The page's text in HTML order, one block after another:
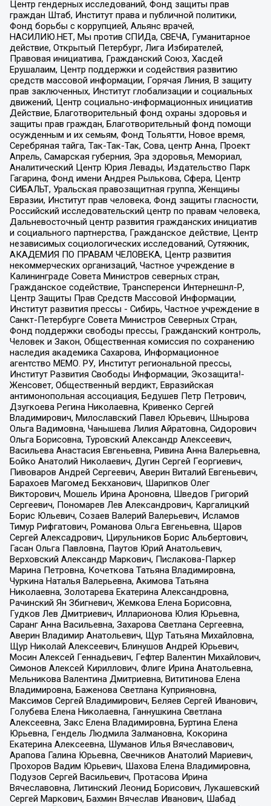
Центр гендерных исследований, Фонд защиты прав
граждан Штаб, Институт права и публичной политики,
Фонд борьбы с коррупцией, Альянс врачей,
НАСИЛИЮ.НЕТ, Мы против СПИДа, СВЕЧА, Гуманитарное
действие, Открытый Петербург, Лига Избирателей,
Правовая инициатива, Гражданский Союз, Хасдей
Ерушалаим, Центр поддержки и содействия развитию
средств массовой информации, Горячая Линия, В защиту
прав заключенных, Институт глобализации и социальных
движений, Центр социально-информационных инициатив
Действие, Благотворительный фонд охраны здоровья и
защиты прав граждан, Благотворительный фонд помощи
осужденным и их семьям, Фонд Тольятти, Новое время,
Серебряная тайга, Так-Так-Так, Сова, центр Анна, Проект
Апрель, Самарская губерния, Эра здоровья, Мемориал,
Аналитический Центр Юрия Левады, Издательство Парк
Гагарина, Фонд имени Андрея Рылькова, Сфера, Центр
СИБАЛЬТ, Уральская правозащитная группа, Женщины
Евразии, Институт прав человека, Фонд защиты гласности,
Российский исследовательский центр по правам человека,
Дальневосточный центр развития гражданских инициатив
и социального партнерства, Гражданское действие, Центр
независимых социологических исследований, Сутяжник,
АКАДЕМИЯ ПО ПРАВАМ ЧЕЛОВЕКА, Центр развития
некоммерческих организаций, Частное учреждение в
Калининграде Совета Министров северных стран,
Гражданское содействие, Трансперенси Интернешнл-Р,
Центр Защиты Прав Средств Массовой Информации,
Институт развития прессы - Сибирь, Частное учреждение в
Санкт-Петербурге Совета Министров Северных Стран,
Фонд поддержки свободы прессы, Гражданский контроль,
Человек и Закон, Общественная комиссия по сохранению
наследия академика Сахарова, Информационное
агентство МЕМО. РУ, Институт региональной прессы,
Институт Развития Свободы Информации, Экозащита!-
Женсовет, Общественный вердикт, Евразийская
антимонопольная ассоциация, Бедушев Петр Петрович,
Дзугкоева Регина Николаевна, Кривенко Сергей
Владимирович, Милославский Павел Юрьевич, Шнырова
Ольга Вадимовна, Чанышева Лилия Айратовна, Сидорович
Ольга Борисовна, Туровский Александр Алексеевич,
Васильева Анастасия Евгеньевна, Ривина Анна Валерьевна,
Бойко Анатолий Николаевич, Дугин Сергей Георгиевич,
Пивоваров Андрей Сергеевич, Аверин Виталий Евгеньевич,
Барахоев Магомед Бекханович, Шарипков Олег
Викторович, Мошель Ирина Ароновна, Шведов Григорий
Сергеевич, Пономарев Лев Александрович, Каргалицкий
Борис Юльевич, Созаев Валерий Валерьевич, Исламов
Тимур Рифгатович, Романова Ольга Евгеньевна, Щаров
Сергей Алексадрович, Цирульников Борис Альбертович,
Гасан Ольга Павловна, Паутов Юрий Анатольевич,
Верховский Александр Маркович, Пислакова-Паркер
Марина Петровна, Кочеткова Татьяна Владимировна,
Чуркина Наталья Валерьевна, Акимова Татьяна
Николаевна, Золотарева Екатерина Александровна,
Рачинский Ян Збигневич, Жемкова Елена Борисовна,
Гудков Лев Дмитриевич, Илларионова Юлия Юрьевна,
Саранг Анна Васильевна, Захарова Светлана Сергеевна,
Аверин Владимир Анатольевич, Щур Татьяна Михайловна,
Щур Николай Алексеевич, Блинушов Андрей Юрьевич,
Мосин Алексей Геннадьевич, Гефтер Валентин Михайлович,
Симонов Алексей Кириллович, Флиге Ирина Анатольевна,
Мельникова Валентина Дмитриевна, Вититинова Елена
Владимировна, Баженова Светлана Куприяновна,
Максимов Сергей Владимирович, Беляев Сергей Иванович,
Голубева Елена Николаевна, Ганнушкина Светлана
Алексеевна, Закс Елена Владимировна, Буртина Елена
Юрьевна, Гендель Людмила Залмановна, Кокорина
Екатерина Алексеевна, Шуманов Илья Вячеславович,
Арапова Галина Юрьевна, Свечников Анатолий Мариевич,
Прохоров Вадим Юрьевич, Шахова Елена Владимировна,
Подузов Сергей Васильевич, Протасова Ирина
Вячеславовна, Литинский Леонид Борисович, Лукашевский
Сергей Маркович, Бахмин Вячеслав Иванович, Шабад